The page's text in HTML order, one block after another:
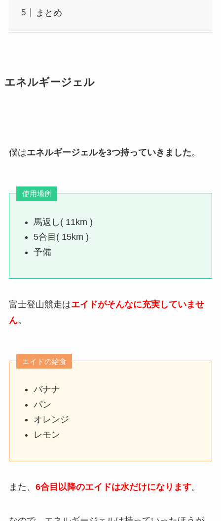
まとめ
エネルギージェル
僕はエネルギージェルを3つ持っていきました。
使用場所
馬返し( 11km )
5合目( 15km )
予備
富士登山競走はエイドがそんなに充実していませ
ん。
エイドの給食
バナナ
パン
オレンジ
レモン
また、 6合目以降のエイドは水だけになります。